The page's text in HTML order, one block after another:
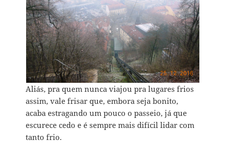
Aliás, pra quem nunca viajou pra lugares frios
assim, vale frisar que, embora seja bonito,
acaba estragando um pouco o passeio, já que
escurece cedo e é sempre mais difícil lidar com
tanto frio.